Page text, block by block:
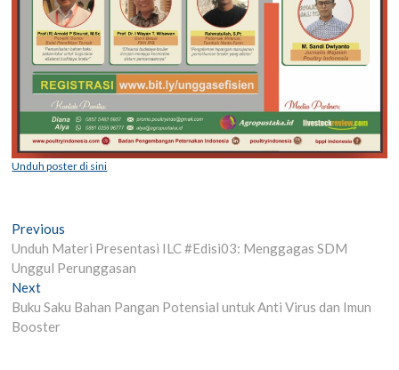
Unduh poster di sini
Post
navigation
Previous
post:
Unduh Materi Presentasi ILC #Edisi03: Menggagas SDM
Unggul Perunggasan
NextNext
post:
Buku Saku Bahan Pangan Potensial untuk Anti Virus dan Imun
Booster